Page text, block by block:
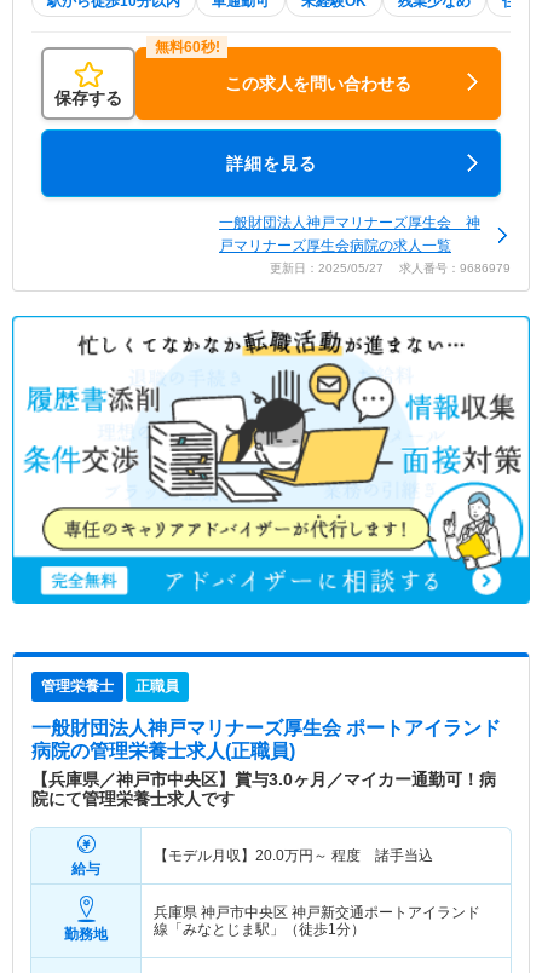
保存する
この求人を問い合わせる
詳細を見る
一般財団法人神戸マリナーズ厚生会 神
戸マリナーズ厚生会病院の求人一覧
更新日：2025/05/27 求人番号：9686979
管理栄養士 正職員
一般財団法人神戸マリナーズ厚生会 ポートアイランド
病院の管理栄養士求人(正職員)
【兵庫県／神戸市中央区】賞与3.0ヶ月／マイカー通勤可！病
院にて管理栄養士求人です
給与
【モデル月収】 20.0万円～ 程度 諸手当込
勤務地
兵庫県 神戸市中央区 神戸新交通ポートアイランド
線「みなとじま駅」（徒歩1分）